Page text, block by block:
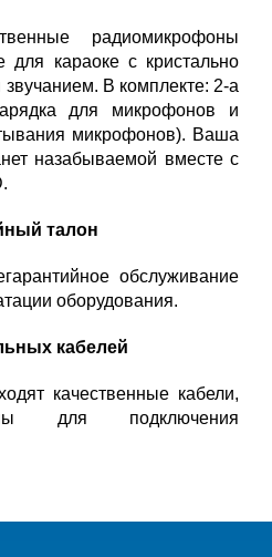
радиомикрофоны
для караоке с кристально
В комплекте: 2-а
для микрофонов и
микрофонов). Ваша
назабываемой вместе с
талон
обслуживание
оборудования.
кабелей
качественные кабели,
для подключения